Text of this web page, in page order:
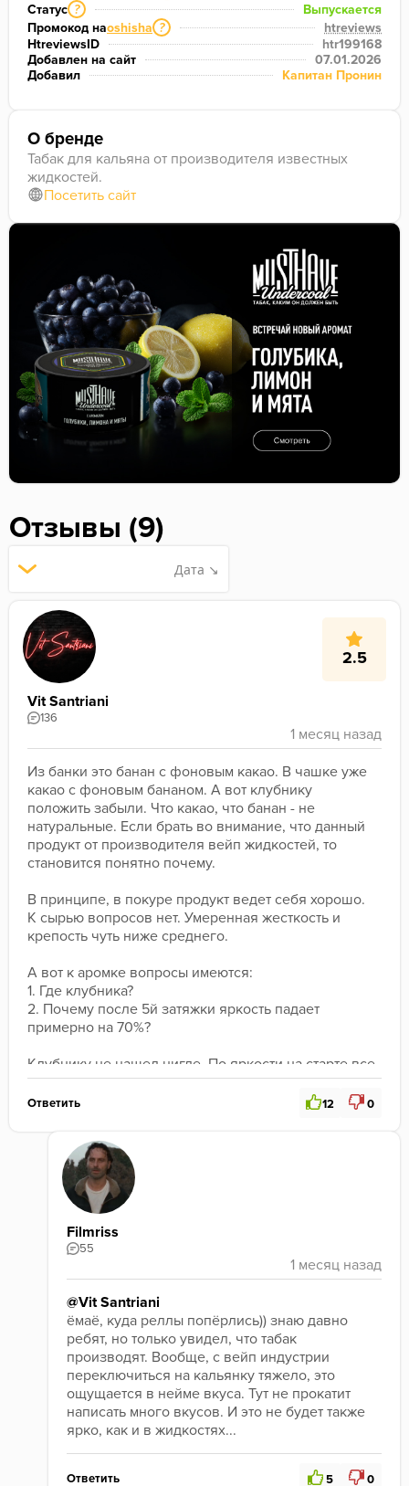
Статус ?
Выпускается
Промокод наoshisha ?
htreviews
HtreviewsID
htr199168
Добавлен на сайт
07.01.2026
Добавил
Капитан Пронин
О бренде
Табак для кальяна от производителя известных
жидкостей.
Посетить сайт
Отзывы (9)
Дата ↘
2.5
Vit Santriani
136
Из банки это банан с фоновым какао. В чашке уже
какао с фоновым бананом. А вот клубнику
положить забыли. Что какао, что банан - не
натуральные. Если брать во внимание, что данный
продукт от производителя вейп жидкостей, то
становится понятно почему.
В принципе, в покуре продукт ведет себя хорошо.
К сырью вопросов нет. Умеренная жесткость и
крепость чуть ниже среднего.
А вот к аромке вопросы имеются:
1. Где клубника?
2. Почему после 5й затяжки яркость падает
примерно на 70%?
Клубнику не нашел нигде. По яркости на старте все
было хорошо, но аромка быстро куда-то ушла
(видимо искать клубнику). В общем, не порядок.
Моя оценка - 5/10
больше.
Ответить 12 0
Filmriss
55
@Vit Santriani
ёмаё, куда реллы попёрлись)) знаю давно
ребят, но только увидел, что табак
производят. Вообще, с вейп индустрии
переключиться на кальянку тяжело, это
ощущается в нейме вкуса. Тут не прокатит
написать много вкусов. И это не будет также
ярко, как и в жидкостях...
Ответить 5 0